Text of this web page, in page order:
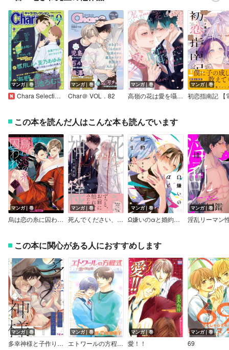
マンガ｜巻
Chara Selection 2026年9月号
マンガ｜巻
Char＠ VOL．82
マンガ｜巻
高嶺の花は愛を囁かない【SS付き電子限定版】
マンガ｜巻
この本を読んだ人はこんな本も読んでいます
マンガ｜巻
烏は恋の糸に囚われる【SS付き電子限定版】
マンガ｜巻
死んでください、神様 【特別描き下ろし漫画付き】
マンガ｜巻
Ω嫌いのαと婚約しました【電子限定おまけ付き】
マンガ｜巻
この本に関心がある人におすすめします
マンガ｜巻
多幸神様と子作りはじめます
マンガ｜巻
エトワールの方程式 ～恋の境界線～
マンガ｜巻
愛！！
マンガ｜巻
69